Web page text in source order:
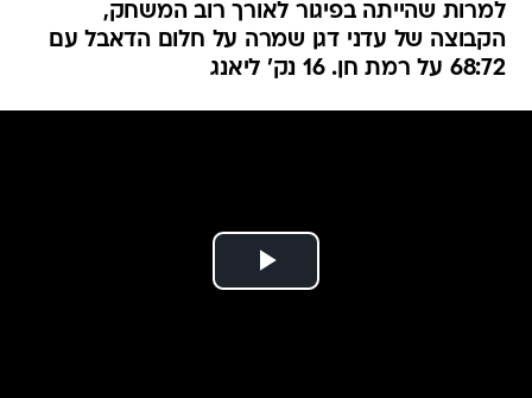
למרות שהייתה בפיגור לאורך רוב המשחק,
הקבוצה של עדני דגן שמרה על חלום הדאבל עם
68:72 על רמת חן. 16 נק' ליאנג